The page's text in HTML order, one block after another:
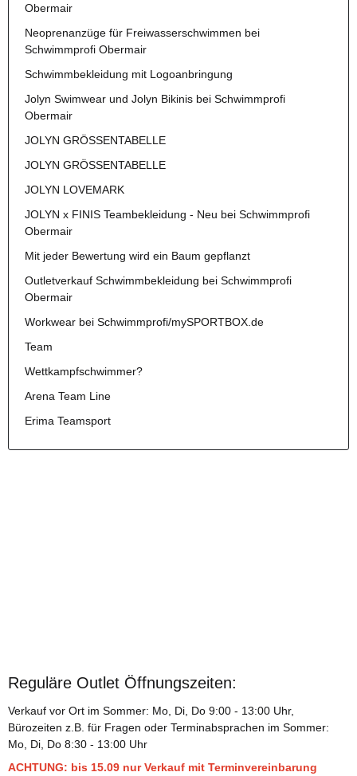
Obermair
Neoprenanzüge für Freiwasserschwimmen bei
Schwimmprofi Obermair
Schwimmbekleidung mit Logoanbringung
Jolyn Swimwear und Jolyn Bikinis bei Schwimmprofi
Obermair
JOLYN GRÖSSENTABELLE
JOLYN GRÖSSENTABELLE
JOLYN LOVEMARK
JOLYN x FINIS Teambekleidung - Neu bei Schwimmprofi
Obermair
Mit jeder Bewertung wird ein Baum gepflanzt
Outletverkauf Schwimmbekleidung bei Schwimmprofi
Obermair
Workwear bei Schwimmprofi/mySPORTBOX.de
Team
Wettkampfschwimmer?
Arena Team Line
Erima Teamsport
Badekappen bedrucken lassen
Sie möchten Silikon Badekappen für den Schwimmverein,
Schwimmschule oder Schulklasse mit einem Schriftzug oder
einem Vereinslogo bedrucken lassen?
Reguläre Outlet Öffnungszeiten:
Verkauf vor Ort im Sommer: Mo, Di, Do 9:00 - 13:00 Uhr,
Bürozeiten z.B. für Fragen oder Terminabsprachen im Sommer:
Mo, Di, Do 8:30 - 13:00 Uhr
ACHTUNG: bis 15.09 nur Verkauf mit Terminvereinbarung